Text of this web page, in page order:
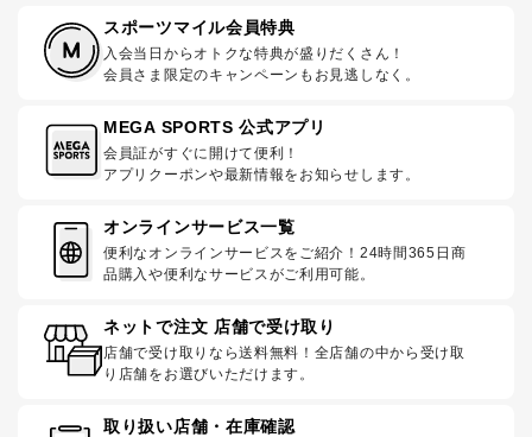
スポーツマイル会員特典
入会当日からオトクな特典が盛りだくさん！
会員さま限定のキャンペーンもお見逃しなく。
MEGA SPORTS 公式アプリ
会員証がすぐに開けて便利！
アプリクーポンや最新情報をお知らせします。
オンラインサービス一覧
便利なオンラインサービスをご紹介！24時間365日商
品購入や便利なサービスがご利用可能。
ネットで注文 店舗で受け取り
店舗で受け取りなら送料無料！全店舗の中から受け取
り店舗をお選びいただけます。
取り扱い店舗・在庫確認